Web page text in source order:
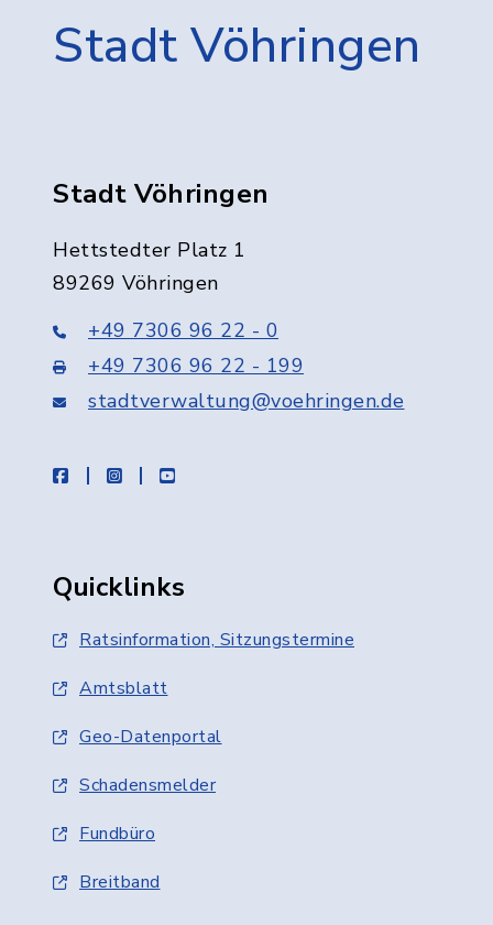
Stadt Vöhringen
Stadt Vöhringen
Hettstedter Platz 1
89269 Vöhringen
+49 7306 96 22 - 0
+49 7306 96 22 - 199
stadtverwaltung@voehringen.de
facebookinstagramyoutube
Quicklinks
Ratsinformation, Sitzungstermine
Amtsblatt
Geo-Datenportal
Schadensmelder
Fundbüro
Breitband